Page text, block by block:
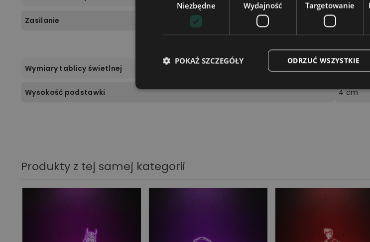
Zasilanie
ez
Wymiary tablicy świetlnej
Wysokość podstawki 4 cm
Produkty z tej samej kategorii
Niezbędne Wydajność Targetowanie
ODRZUĆ WSZYSTKIE
POKAŻ SZCZEGÓŁY